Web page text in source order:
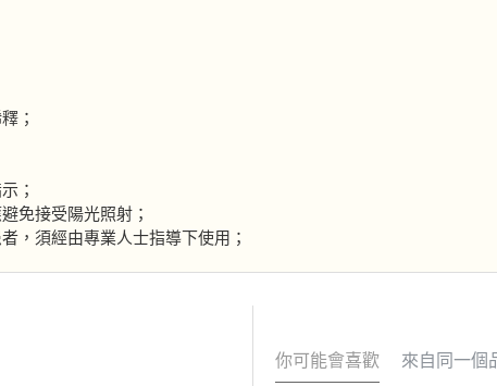
；
；
免接受陽光照射；
，須經由專業人士指導下使用；
你可能會喜歡 來自同一個